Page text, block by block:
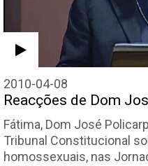
2010-04-08
Reacções de Dom
Fátima, Dom José
Tribunal Constitucional
homossexuais, nas